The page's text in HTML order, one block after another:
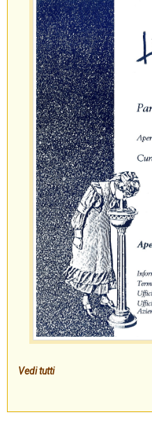
Vedi tutti